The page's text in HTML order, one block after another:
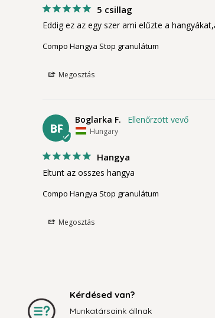
5 csillag
Eddig ez az egy szer ami elűzte a
Compo Hangya Stop granulátum
Megosztás
BF
Boglarka F.
Hungary
Hangya
Eltunt az osszes hangya
Compo Hangya Stop granulátum
Megosztás
Kérdésed van?
Munkatársaink állnak